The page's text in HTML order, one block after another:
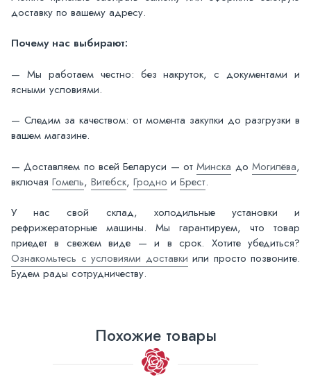
доставку по вашему адресу.
Почему нас выбирают:
— Мы работаем честно: без накруток, с документами и
ясными условиями.
— Следим за качеством: от момента закупки до разгрузки в
вашем магазине.
— Доставляем по всей Беларуси — отМинска доМогилёва,
включая Гомель, Витебск, Гродно и Брест.
У нас свой склад, холодильные установки и
рефрижераторные машины. Мы гарантируем, что товар
приедет в свежем виде — и в срок. Хотите убедиться?
Ознакомьтесь с условиями доставки или просто позвоните.
Будем рады сотрудничеству.
Похожие товары